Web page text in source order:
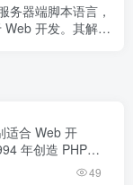
务器端脚本语言，
Web 开发。其解释
适合 Web 开
年创造 PHP，
。如今 PHP 驱
49